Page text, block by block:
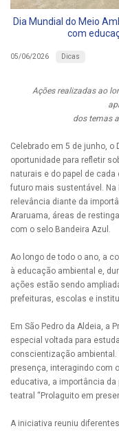
Dia Mundial do Meio
com
05/06/2026 Dicas
Ações realizadas ao
dos temas
Celebrado em 5 de junho, o
oportunidade para refletir
naturais e do papel de
futuro mais sustentável. Na
relevância diante da
Araruama, áreas de
com o selo Bandeira Azul.
Ao longo de todo o ano, a
à educação ambiental e,
ações estão sendo
prefeituras, escolas e
Em São Pedro da Aldeia, a
especial voltada para
conscientização ambiental.
presença, interagindo com
educativa, a importância
teatral “Prolaguito em
A iniciativa reuniu